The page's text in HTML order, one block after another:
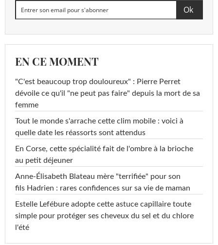
EN CE MOMENT
"C'est beaucoup trop douloureux" : Pierre Perret
dévoile ce qu'il "ne peut pas faire" depuis la mort de sa
femme
Tout le monde s'arrache cette clim mobile : voici à
quelle date les réassorts sont attendus
En Corse, cette spécialité fait de l'ombre à la brioche
au petit déjeuner
Anne-Élisabeth Blateau mère "terrifiée" pour son
fils Hadrien : rares confidences sur sa vie de maman
Estelle Lefébure adopte cette astuce capillaire toute
simple pour protéger ses cheveux du sel et du chlore
l'été